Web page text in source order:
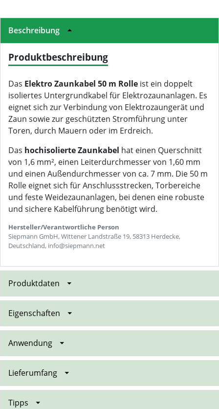
Beschreibung
Produktbeschreibung
Das Elektro Zaunkabel 50 m Rolle ist ein doppelt
isoliertes Untergrundkabel für Elektrozaunanlagen. Es
eignet sich zur Verbindung von Elektrozaungerät und
Zaun sowie zur geschützten Stromführung unter
Toren, durch Mauern oder im Erdreich.
Das hochisolierte Zaunkabel hat einen Querschnitt
von 1,6 mm², einen Leiterdurchmesser von 1,60 mm
und einen Außendurchmesser von ca. 7 mm. Die 50 m
Rolle eignet sich für Anschlussstrecken, Torbereiche
und feste Weidezaunanlagen, bei denen eine robuste
und sichere Kabelführung benötigt wird.
Hersteller/Verantwortliche Person
Siepmann GmbH, Wittener Landstraße 19, 58313 Herdecke,
Deutschland, info@siepmann.net
Produktdaten
Eigenschaften
Anwendung
Lieferumfang
Tipps